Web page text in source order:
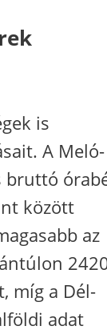
is
A Meló-
bruttó
között
az
míg a Dél-
adat